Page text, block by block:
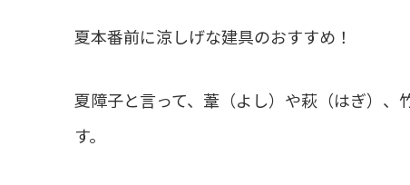
夏本番前に涼しげな建具のおすすめ！
夏障子と言って、葦（よし）や萩（はぎ）
す。